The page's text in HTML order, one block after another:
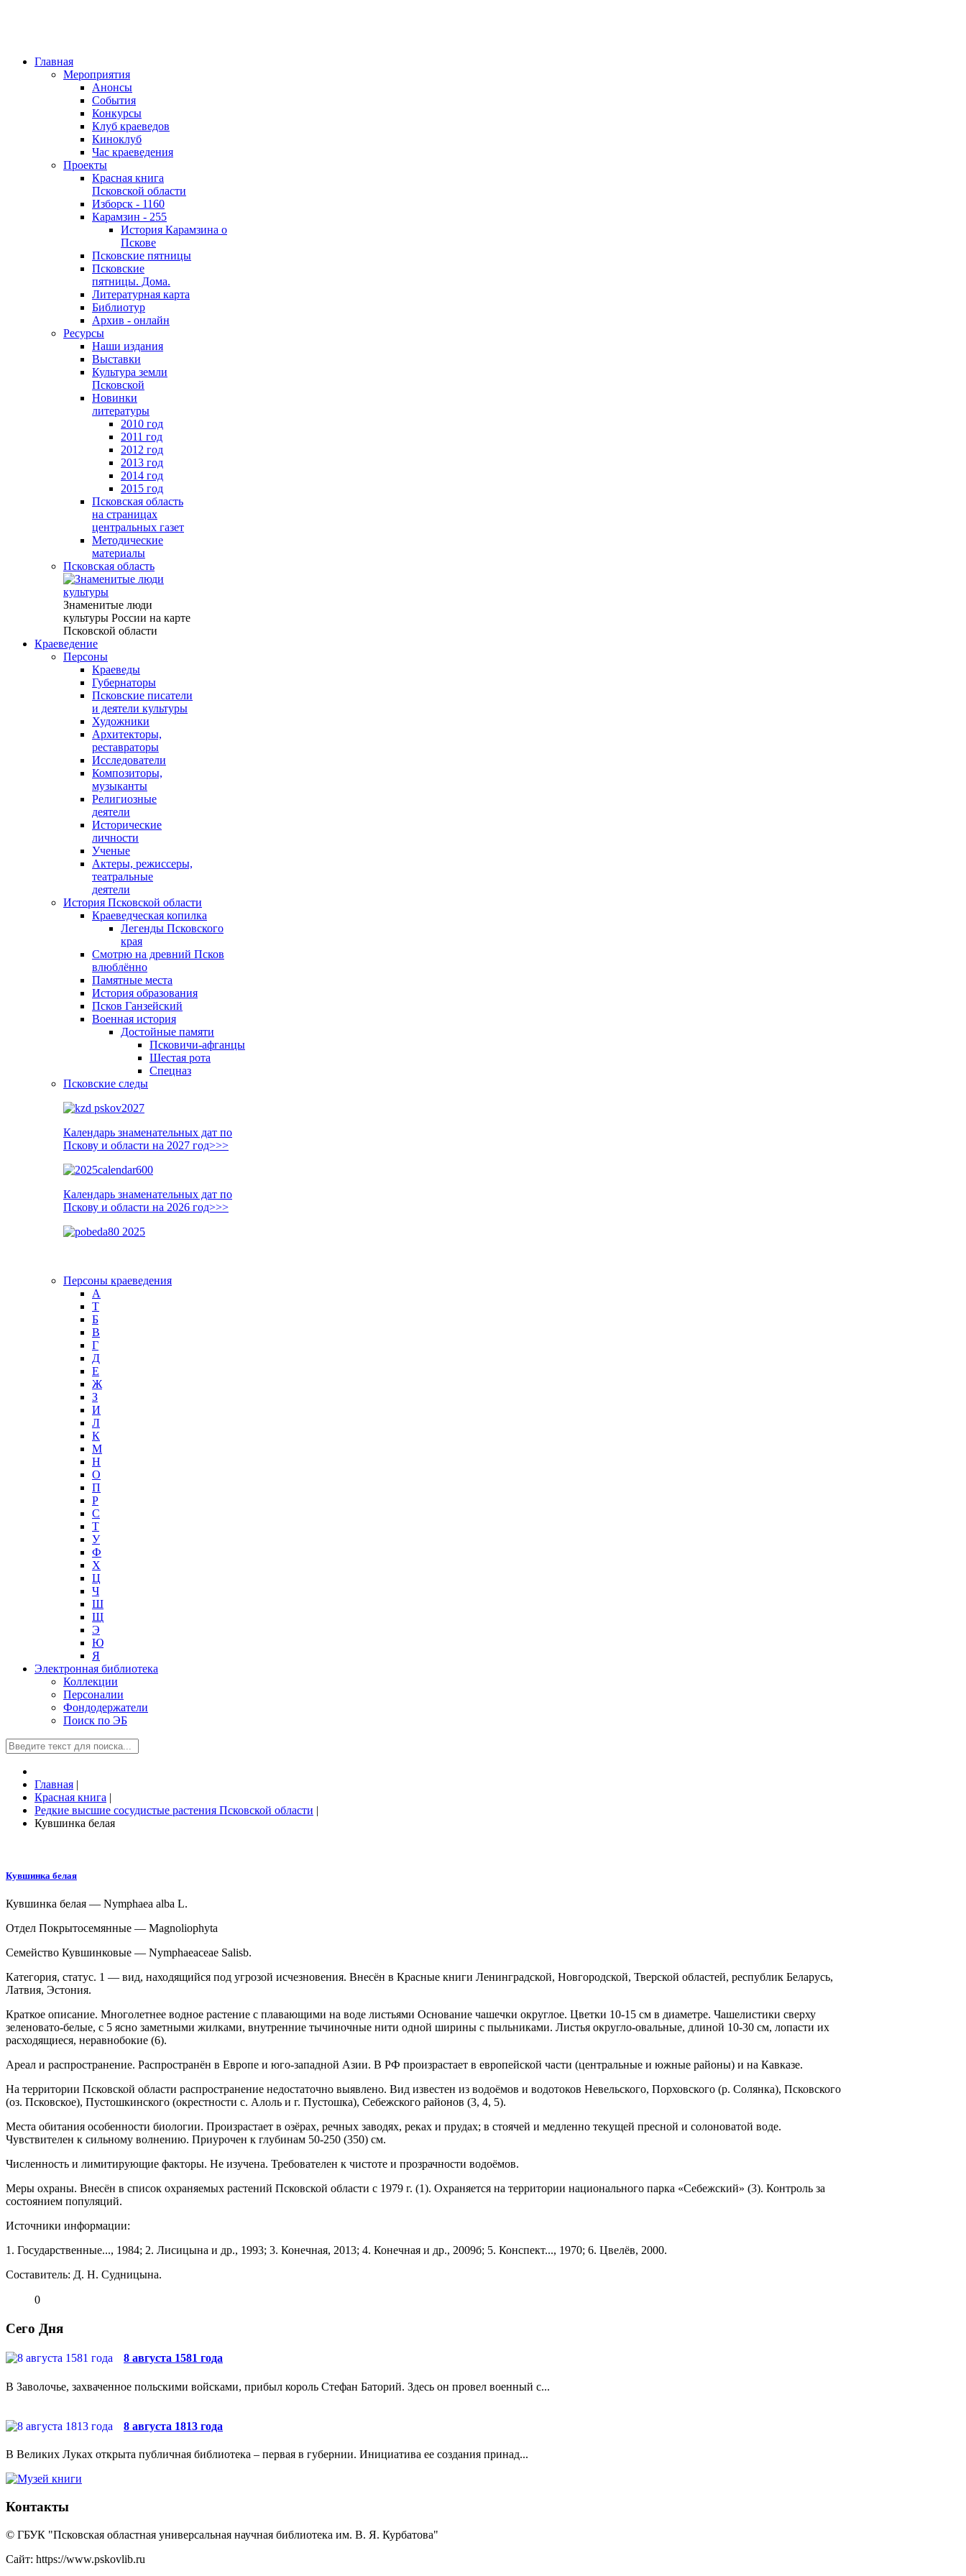
Главная
Мероприятия
Анонсы
События
Конкурсы
Клуб краеведов
Киноклуб
Час краеведения
Проекты
Красная книга
Псковской области
Изборск - 1160
Карамзин - 255
История Карамзина о
Пскове
Псковские пятницы
Псковские
пятницы. Дома.
Литературная карта
Библиотур
Архив - онлайн
Ресурсы
Наши издания
Выставки
Культура земли
Псковской
Новинки
литературы
2010 год
2011 год
2012 год
2013 год
2014 год
2015 год
Псковская область
на страницах
центральных газет
Методические
материалы
Псковская область
Знаменитые люди
культуры России на карте
Псковской области
Краеведение
Персоны
Краеведы
Губернаторы
Псковские писатели
и деятели культуры
Художники
Архитекторы,
реставраторы
Исследователи
Композиторы,
музыканты
Религиозные
деятели
Исторические
личности
Ученые
Актеры, режиссеры,
театральные
деятели
История Псковской области
Краеведческая копилка
Легенды Псковского
края
Смотрю на древний Псков
влюблённо
Памятные места
История образования
Псков Ганзейский
Военная история
Достойные памяти
Псковичи-афганцы
Шестая рота
Спецназ
Псковские следы
Календарь знаменательных дат по
Пскову и области на 2027 год>>>
Календарь знаменательных дат по
Пскову и области на 2026 год>>>
Персоны краеведения
А
T
Б
В
Г
Д
Е
Ж
З
И
Л
К
М
Н
О
П
Р
С
Т
У
Ф
Х
Ц
Ч
Ш
Щ
Э
Ю
Я
Электронная библиотека
Коллекции
Персоналии
Фондодержатели
Поиск по ЭБ
Главная |
Красная книга |
Редкие высшие сосудистые растения Псковской области |
Кувшинка белая
Кувшинка белая
Кувшинка белая — Nymphaea alba L.
Отдел Покрытосемянные — Magnoliophyta
Семейство Кувшинковые — Nymphaeaceae Salisb.
Категория, статус. 1 — вид, находящийся под угрозой исчезновения. Внесён в Красные книги Ленинградской, Нов­городской, Тверской областей, республик Беларусь,
Латвия, Эстония.
Краткое описание. Многолетнее водное рас­тение с плавающими на воде листьями Основание чашечки округлое. Цветки 10-15 см в диаметре. Ча­шелистики сверху
зеленовато-белые, с 5 ясно замет­ными жилками, внутренние тычиночные нити одной ширины с пыльниками. Листья округло-овальные, длиной 10-30 см, лопасти их
расходящиеся, неравно­бокие (6).
Ареал и распространение. Распространён в Европе и юго-западной Азии. В РФ произрастает в европейской части (центральные и южные районы) и на Кавказе.
На территории Псковской области распростра­нение недостаточно выявлено. Вид известен из водо­ёмов и водотоков Невельского, Порховского (р. Со­лянка), Псковского
(оз. Псковское), Пустошкинского (окрестности с. Алоль и г. Пустошка), Себежского районов (3, 4, 5).
Места обитания особенности биологии. Про­израстает в озёрах, речных заводях, реках и прудах; в стоячей и медленно текущей пресной и солоноватой воде.
Чувствителен к сильному волнению. Приуро­чен к глубинам 50-250 (350) см.
Численность и лимитирующие факторы. Не изучена. Требователен к чистоте и прозрачности во­доёмов.
Меры охраны. Внесён в список охраняемых растений Псковской области с 1979 г. (1). Охраня­ется на территории национального парка «Себеж­ский» (3). Контроль за
состоянием популяций.
Источники информации:
1. Государственные..., 1984; 2. Лисицына и др., 1993; 3. Конечная, 2013; 4. Конечная и др., 2009б; 5. Конспект..., 1970; 6. Цвелёв, 2000.
Составитель: Д. Н. Судницына.
0
Сего Дня
8 августа 1581 года
В Заволочье, захваченное польскими войсками, прибыл король Стефан Баторий. Здесь он провел военный с...
8 августа 1813 года
В Великих Луках открыта публичная библиотека – первая в губернии. Инициатива ее создания принад...
Контакты
© ГБУК "Псковская областная универсальная научная библиотека им. В. Я. Курбатова"
Сайт: https://www.pskovlib.ru